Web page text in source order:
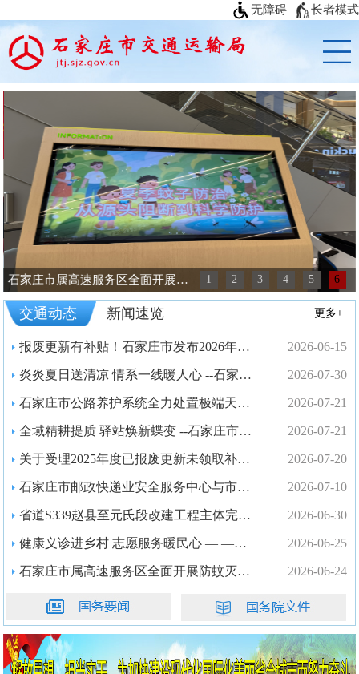
无障碍 长者模式
石家庄市属高速服务区全面开展防蚊灭蚊专项工作 1 2 3 4 5 6
交通动态 新闻速览 更多+
报废更新有补贴！石家庄市发布2026年度老旧营运货车报废更新补贴工作通告 2026-06-15
炎炎夏日送清凉 情系一线暖人心 --石家庄市交通运输行业党委开展“夏日送清凉”活动 2026-07-30
石家庄市公路养护系统全力处置极端天气公路险情 守护公路畅通 2026-07-21
全域精耕提质 驿站焕新蝶变 --石家庄市高速公路服务区品质实现跨越式提升 2026-07-21
关于受理2025年度已报废更新未领取补贴老旧营运货车申请的公告 2026-07-20
石家庄市邮政快递业安全服务中心与市残联开展联学共建 2026-07-10
省道S339赵县至元氏段改建工程主体完工试通车 2026-06-30
健康义诊进乡村 志愿服务暖民心 — —市公路服务保障中心开展“健康下乡”志愿服务活动 2026-06-25
石家庄市属高速服务区全面开展防蚊灭蚊专项工作 2026-06-24